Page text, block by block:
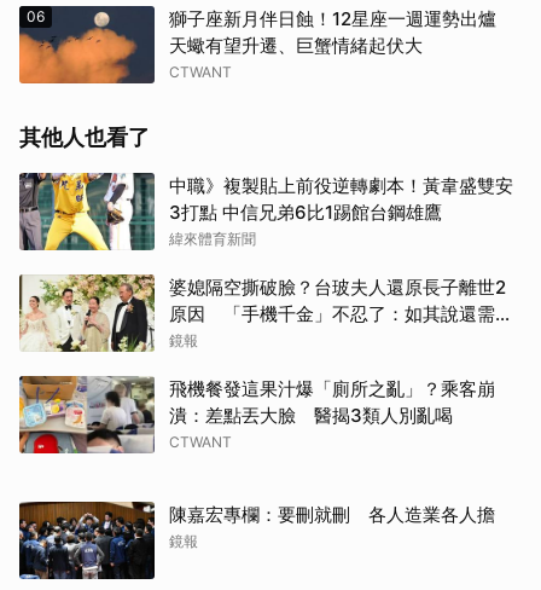
06
獅子座新月伴日蝕！12星座一週運勢出爐
天蠍有望升遷、巨蟹情緒起伏大
CTWANT
其他人也看了
中職》複製貼上前役逆轉劇本！黃韋盛雙安
3打點 中信兄弟6比1踢館台鋼雄鷹
緯來體育新聞
婆媳隔空撕破臉？台玻夫人還原長子離世2
原因 「手機千金」不忍了：如其說還需要
離開嗎？
鏡報
飛機餐發這果汁爆「廁所之亂」？乘客崩
潰：差點丟大臉 醫揭3類人別亂喝
CTWANT
陳嘉宏專欄：要刪就刪 各人造業各人擔
鏡報